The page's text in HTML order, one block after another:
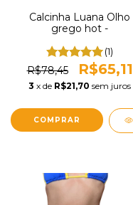
Calcinha Luana Olho
grego hot -
(1)
R$78,45 R$65,11
3 x de R$21,70 sem juros
COMPRAR